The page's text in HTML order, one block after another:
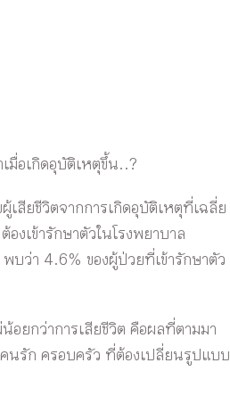
มื่อเกิดอุบัติเหตุขึ้น..?
เสียชีวิตจากการเกิดอุบัติเหตุที่เฉลี่ย
เข้ารักษาตัวในโรงพยาบาล
ว่า 4.6% ของผู้ป่วยที่เข้ารักษาตัว
ยกว่าการเสียชีวิต คือผลที่ตามมา
นรัก ครอบครัว ที่ต้องเปลี่ยนรูปแบบ